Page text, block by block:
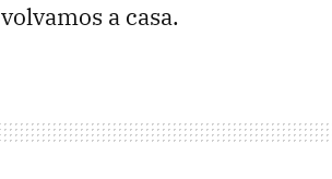
volvamos a casa.